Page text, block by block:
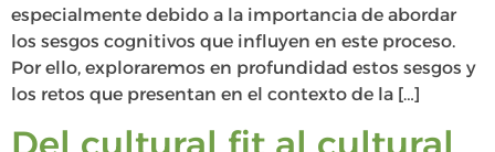
especialmente debido a la importancia de abordar
los sesgos cognitivos que influyen en este proceso.
Por ello, exploraremos en profundidad estos sesgos y
los retos que presentan en el contexto de la […]